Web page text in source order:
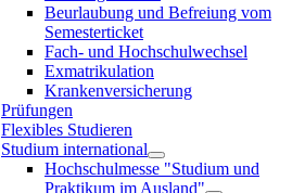
Beurlaubung und Befreiung vom
Semesterticket
Fach- und Hochschulwechsel
Exmatrikulation
Krankenversicherung
Prüfungen
Flexibles Studieren
Studium international
Hochschulmesse "Studium und
Praktikum im Ausland"